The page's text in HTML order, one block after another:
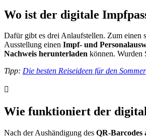
Wo ist der digitale
Dafür gibt es drei Anlaufstellen. Zum einen
Ausstellung einen Impf- und
Nachweis herunterladen können. Wurden
Tipp: Die besten Reiseideen für den
Wie funktioniert der
Nach der Aushändigung des QR-Barcodes